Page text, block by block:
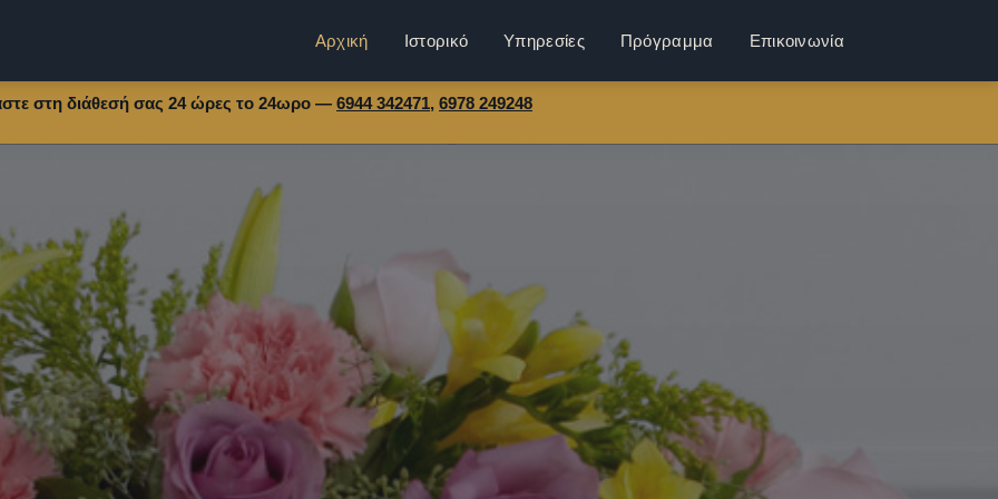
Αρχική Ιστορικό Υπηρεσίες Πρόγραμμα Επικοινωνία
στη διάθεσή σας 24 ώρες το 24ωρο — 6944 342471, 6978 249248